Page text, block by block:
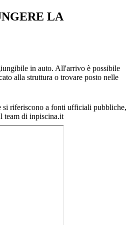
LA
in auto. All'arrivo è possibile
alla struttura o trovare posto nelle
riferiscono a fonti ufficiali pubbliche,
team di inpiscina.it